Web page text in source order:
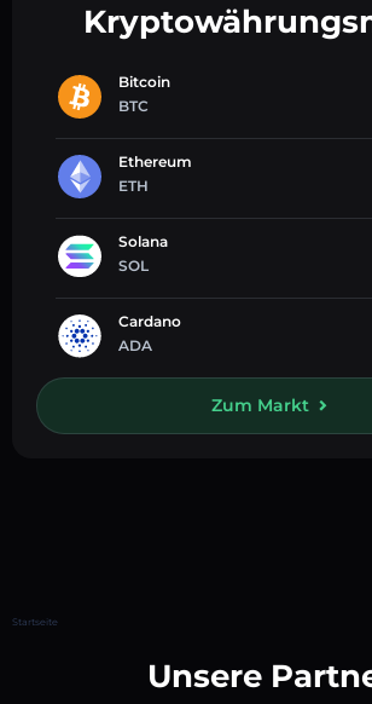
Bitcoin
BTC
Ethereum
ETH
Solana
SOL
Cardano
ADA
Zum Markt
Startseite
Unsere